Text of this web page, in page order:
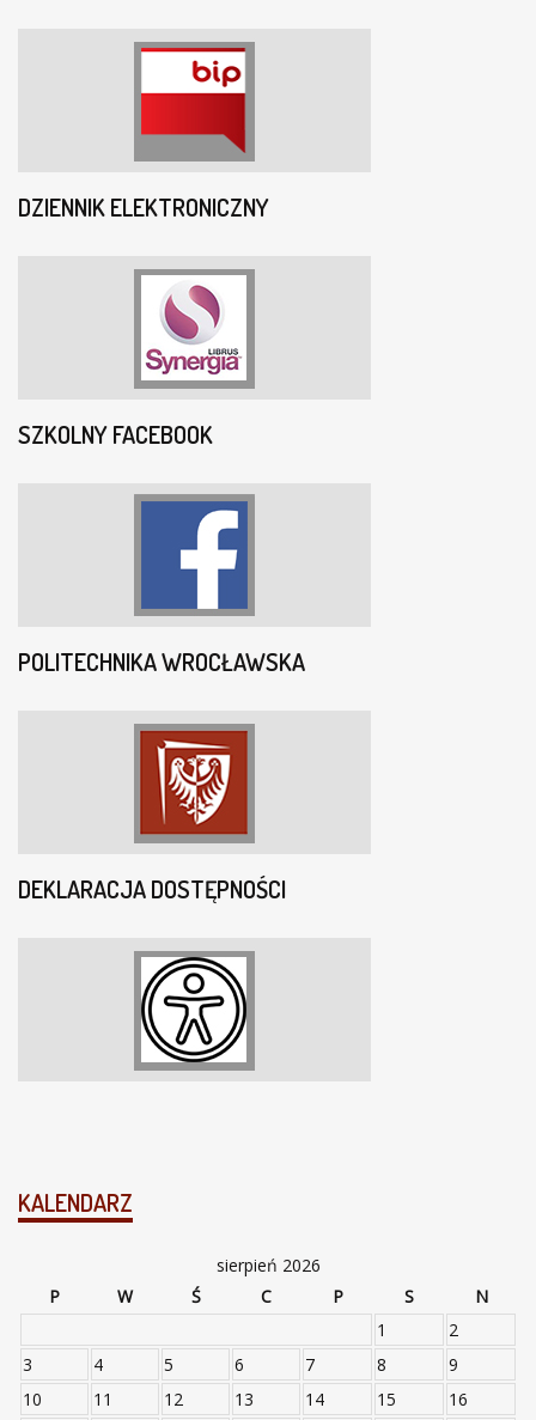
DZIENNIK ELEKTRONICZNY
SZKOLNY FACEBOOK
POLITECHNIKA WROCŁAWSKA
DEKLARACJA DOSTĘPNOŚCI
KALENDARZ
sierpień 2026
P
W Ś C P S
N
1
2
3
4 5 6 7 8
9
10
11 12 13 14 15
16